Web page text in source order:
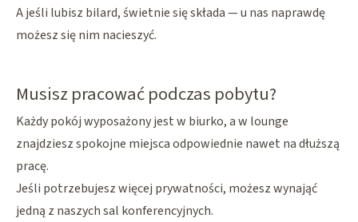
A jeśli lubisz bilard, świetnie się składa — u nas naprawdę
możesz się nim nacieszyć.
Musisz pracować podczas pobytu?
Każdy pokój wyposażony jest w biurko, a w lounge
znajdziesz spokojne miejsca odpowiednie nawet na dłuższą
pracę.
Jeśli potrzebujesz więcej prywatności, możesz wynająć
jedną z naszych sal konferencyjnych.